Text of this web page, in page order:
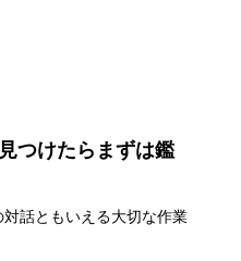
つけたらまずは鑑
話ともいえる大切な作業